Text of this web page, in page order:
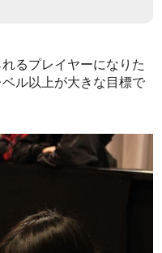
るプレイヤーになりた
ル以上が大きな目標で